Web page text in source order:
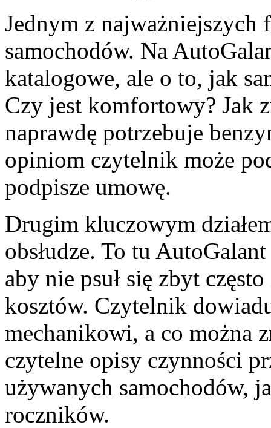
Jednym z najważniejszych
samochodów. Na
katalogowe, ale o to, jak
Czy jest komfortowy? Jak
naprawdę potrzebuje
opiniom czytelnik może
podpisze umowę.
Drugim kluczowym
obsłudze. To tu
aby nie psuł się zbyt
kosztów. Czytelnik
mechanikowi, a co można
czytelne opisy czynności
używanych samochodów,
roczników.